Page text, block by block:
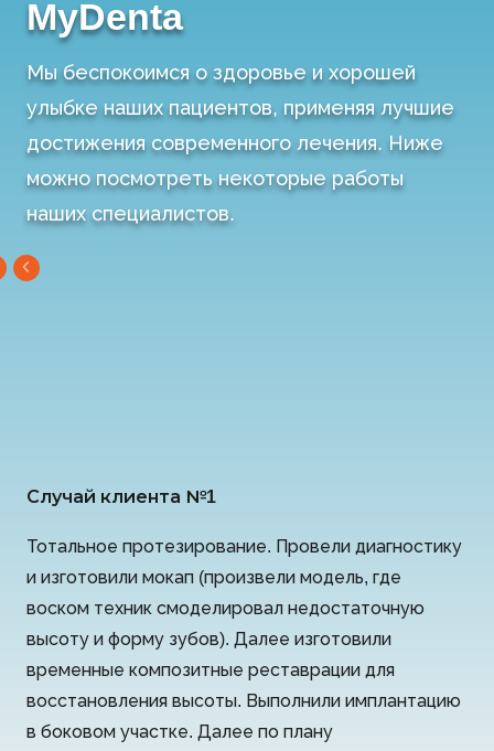
MyDenta
Мы беспокоимся о здоровье и хорошей
улыбке наших пациентов, применяя лучшие
достижения современного лечения. Ниже
можно посмотреть некоторые работы
наших специалистов.
Случай клиента №1
Тотальное протезирование. Провели диагностику
и изготовили мокап (произвели модель, где
воском техник смоделировал недостаточную
высоту и форму зубов). Далее изготовили
временные композитные реставрации для
восстановления высоты. Выполнили имплантацию
в боковом участке. Далее по плану